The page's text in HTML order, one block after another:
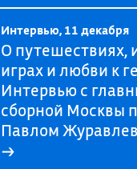
Интервью, 11 декабря
О путешествиях,
играх и любви к
Интервью с
сборной Москвы
Павлом
→